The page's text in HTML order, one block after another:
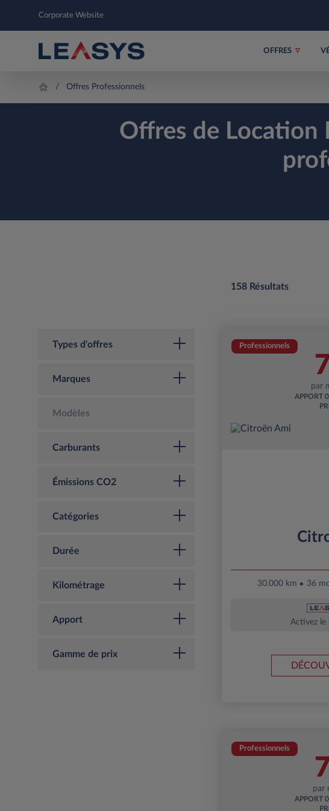
Corporate Website
OFFRES
Offres Professionnels
Offres de Location
158 Résultats
Types d'offres
Marques
Modèles
Carburants
Émissions CO2
Catégories
Durée
Kilométrage
Apport
Gamme de prix
Professionnels
par
APPORT
30.000 km 36
Activez le
Professionnels
par
APPORT